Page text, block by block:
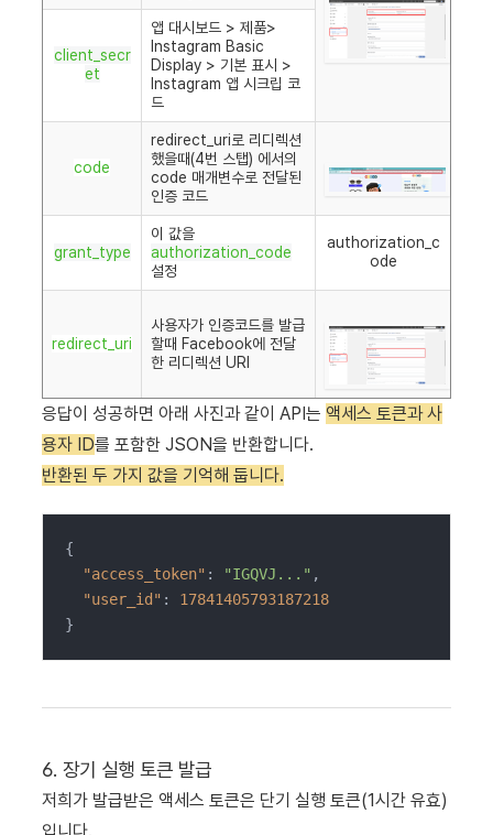
client_secr
et
앱 대시보드 > 제품>
Instagram Basic
Display > 기본 표시 >
Instagram 앱 시크립 코
드
code
redirect_uri로 리디렉션
했을때(4번 스탭) 에서의
code 매개변수로 전달된
인증 코드
grant_type
이 값을
authorization_code
설정
authorization_c
ode
redirect_uri
사용자가 인증코드를 발급
할때 Facebook에 전달
한 리디렉션 URI
응답이 성공하면 아래 사진과 같이 API는 액세스 토큰과 사
용자 ID를 포함한 JSON을 반환합니다.
반환된 두 가지 값을 기억해 둡니다.
{
"access_token" : "IGQVJ..." ,
"user_id" : 17841405793187218
}
6. 장기 실행 토큰 발급
저희가 발급받은 액세스 토큰은 단기 실행 토큰(1시간 유효)